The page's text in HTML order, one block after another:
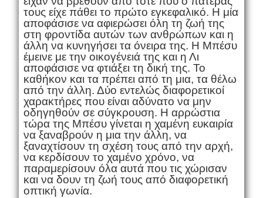
τους είχε πάθει το πρώτο εγκεφαλικό. Η μία
αποφάσισε να αφιερώσει όλη τη ζωή της
στη φροντίδα αυτών των ανθρώπων και η
άλλη να κυνηγήσει τα όνειρα της. Η Μπέσυ
έμεινε με την οικογένειά της και η Λι
αποφάσισε να φτιάξει τη δική της. Το
καθήκον και τα πρέπει από τη μια, τα θέλω
από την άλλη. Δύο εντελώς διαφορετικοί
χαρακτήρες που είναι αδύνατο να μην
οδηγηθούν σε σύγκρουση. Η αρρώστια
τώρα της Μπέσυ γίνεται η χαμένη ευκαιρία
να ξαναβρούν η μια την άλλη, να
ξαναχτίσουν τη σχέση τους από την αρχή,
να κερδίσουν το χαμένο χρόνο, να
παραμερίσουν όλα αυτά που τις χώρισαν
και να δουν τη ζωή τους από διαφορετική
οπτική γωνία.